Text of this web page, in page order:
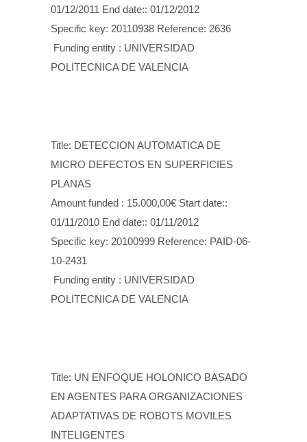
01/12/2011 End date:: 01/12/2012
Specific key: 20110938 Reference: 2636
Funding entity : UNIVERSIDAD
POLITECNICA DE VALENCIA
Title: DETECCION AUTOMATICA DE
MICRO DEFECTOS EN SUPERFICIES
PLANAS
Amount funded : 15.000,00€ Start date::
01/11/2010 End date:: 01/11/2012
Specific key: 20100999 Reference: PAID-06-
10-2431
Funding entity : UNIVERSIDAD
POLITECNICA DE VALENCIA
Title: UN ENFOQUE HOLONICO BASADO
EN AGENTES PARA ORGANIZACIONES
ADAPTATIVAS DE ROBOTS MOVILES
INTELIGENTES